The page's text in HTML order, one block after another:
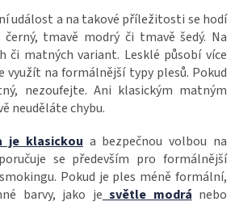
událost a na takové příležitosti se hodí
tmavě modrý či tmavě šedý. Na
či matných variant. Lesklé působí více
využít na formálnější typy plesů. Pokud
nezoufejte. Ani klasickým matným
neuděláte chybu.
je klasickou a bezpečnou volbou na
se především pro formálnější
Pokud je ples méně formální,
barvy, jako je světle modrá nebo